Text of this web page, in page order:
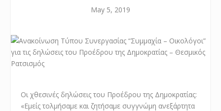
May 5, 2019
Οι χθεσινές δηλώσεις του Προέδρου της Δημοκρατίας:
«Εμείς τολμήσαμε και ζητήσαμε συγγνώμη ανεξάρτητα